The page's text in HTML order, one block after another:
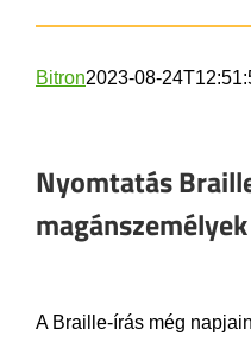
Bitron2023-08-
Nyomtatás
A Braille-írás még